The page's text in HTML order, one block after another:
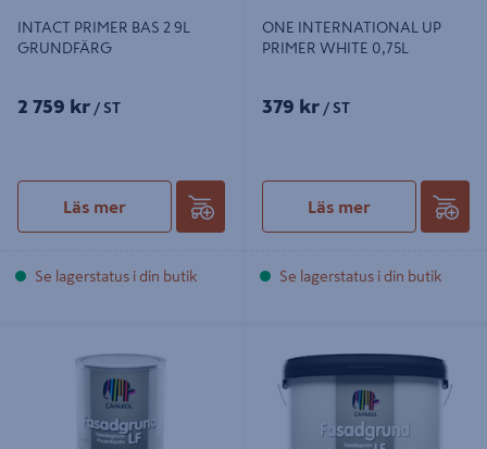
INTACT PRIMER BAS 2 9L
GRUNDFÄRG
2 759 kr / ST
Läs mer
Se lagerstatus i din butik
ONE INTERNATIONAL UP
PRIMER WHITE 0,75L
379 kr / ST
Läs mer
Se lagerstatus i din butik
0,9L, GRUNDFÄRG
GRUNDFÄRG